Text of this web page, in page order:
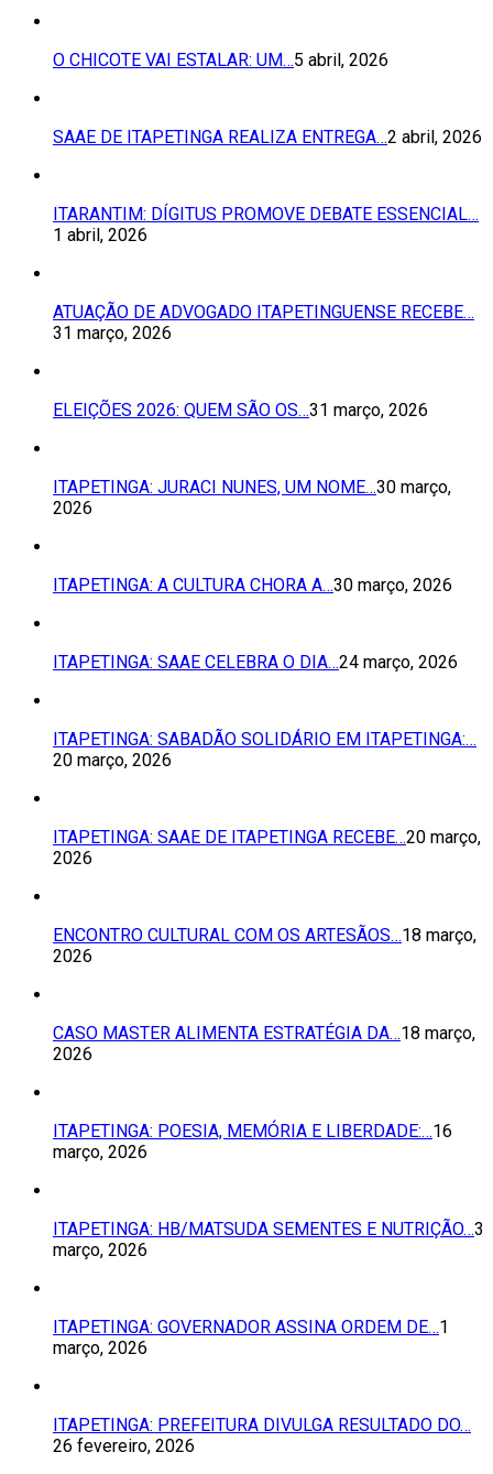
O CHICOTE VAI ESTALAR: UM…5 abril, 2026
SAAE DE ITAPETINGA REALIZA ENTREGA…2 abril, 2026
ITARANTIM: DÍGITUS PROMOVE DEBATE ESSENCIAL…
1 abril, 2026
ATUAÇÃO DE ADVOGADO ITAPETINGUENSE RECEBE…
31 março, 2026
ELEIÇÕES 2026: QUEM SÃO OS…31 março, 2026
ITAPETINGA: JURACI NUNES, UM NOME…30 março,
2026
ITAPETINGA: A CULTURA CHORA A…30 março, 2026
ITAPETINGA: SAAE CELEBRA O DIA…24 março, 2026
ITAPETINGA: SABADÃO SOLIDÁRIO EM ITAPETINGA:…
20 março, 2026
ITAPETINGA: SAAE DE ITAPETINGA RECEBE…20 março,
2026
ENCONTRO CULTURAL COM OS ARTESÃOS…18 março,
2026
CASO MASTER ALIMENTA ESTRATÉGIA DA…18 março,
2026
ITAPETINGA: POESIA, MEMÓRIA E LIBERDADE:…16
março, 2026
ITAPETINGA: HB/MATSUDA SEMENTES E NUTRIÇÃO…3
março, 2026
ITAPETINGA: GOVERNADOR ASSINA ORDEM DE…1
março, 2026
ITAPETINGA: PREFEITURA DIVULGA RESULTADO DO…
26 fevereiro, 2026